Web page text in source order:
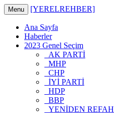
Menu [YERELREHBER]
Ana Sayfa
Haberler
2023 Genel Seçim
AK PARTİ
MHP
CHP
İYİ PARTİ
HDP
BBP
YENİDEN REFAH